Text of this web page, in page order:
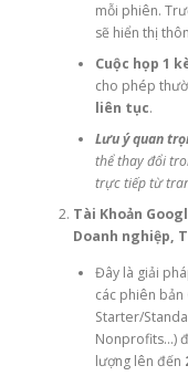
mỗi phiên.
sẽ hiển thị
Cuộc họp 1
cho phép
liên tục.
Lưu ý quan
thể thay đổi
trực tiếp từ
Tài Khoản
Doanh nghiệp,
Đây là giải
các phiên
Starter/
Nonprofits…)
lượng lên đến